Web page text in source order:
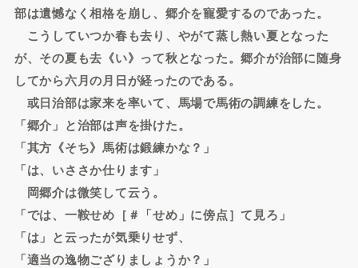
部は遺憾なく相格を崩し、郷介を寵愛するのであった。
こうしていつか春も去り、やがて蒸し熱い夏となった
が、その夏も去《い》って秋となった。郷介が治部に随身
してから六月の月日が経ったのである。
或日治部は家来を率いて、馬場で馬術の調練をした。
「郷介」と治部は声を掛けた。
「其方《そち》馬術は鍛練かな？」
「は、いささか仕ります」
岡郷介は微笑して云う。
「では、一鞍せめ［＃「せめ」に傍点］て見ろ」
「は」と云ったが気乗りせず、
「適当の逸物ござりましょうか？」